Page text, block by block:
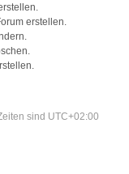
erstellen.
sind UTC+02:00